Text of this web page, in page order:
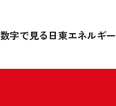
数字で見る日東エネルギー